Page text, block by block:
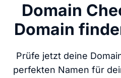
Domain
Domain
Prüfe jetzt deine
perfekten Namen für